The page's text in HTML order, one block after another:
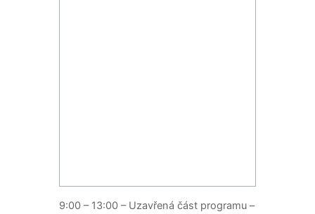
9:00 – 13:00 – Uzavřená část programu –